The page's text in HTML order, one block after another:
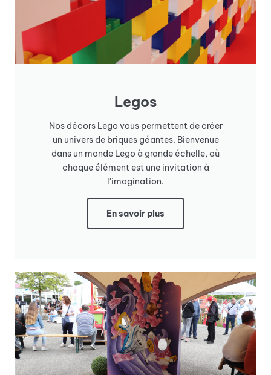
Legos
Nos décors Lego vous permettent de créer
un univers de briques géantes. Bienvenue
dans un monde Lego à grande échelle, où
chaque élément est une invitation à
l'imagination.
En savoir plus